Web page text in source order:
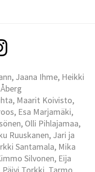
Jaana Ihme, Heikki
Maarit Koivisto,
Esa Marjamäki,
Olli Pihlajamaa,
Ruuskanen, Jari ja
Santamala, Mika
Silvonen, Eija